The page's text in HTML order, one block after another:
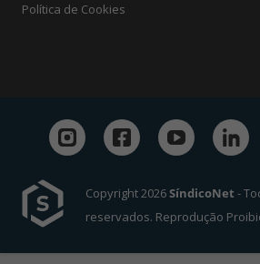
Política de Cookies
Copyright 2026SíndicoNet -
reservados. Reprodução